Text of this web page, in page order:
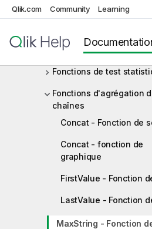
Qlik.com Community Learning
financières
Fonctions d'agrégation
statistiques
Fonctions de test
Fonctions d'agrégation
chaînes
Concat - Fonction de
Concat - fonction de
graphique
FirstValue - Fonction
LastValue - Fonction
MaxString - Fonction